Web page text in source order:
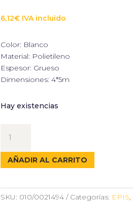
6,12€ IVA incluido
Color: Blanco
Material: Polietileno
Espesor: Grueso
Dimensiones: 4*5m
Hay existencias
PROTECTOR
MULTIUSOS
4X5m
AÑADIR AL CARRITO
SKU: 010/0021494 Categorías: EPIS,